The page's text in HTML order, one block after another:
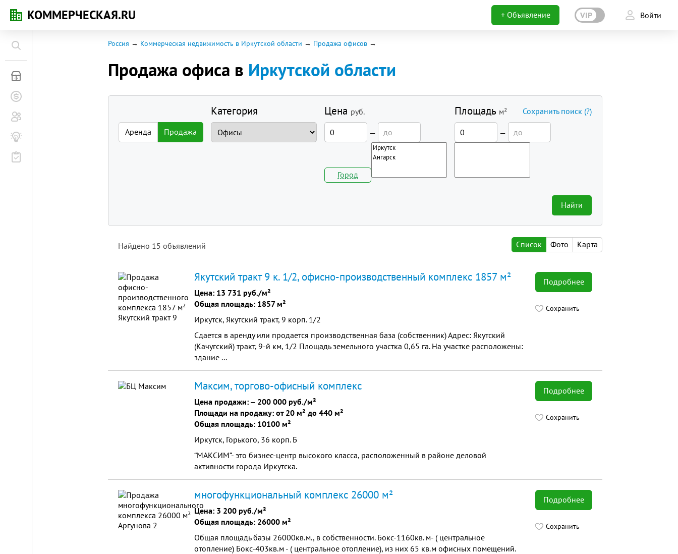
КОММЕРЧЕСКАЯ.RU + Объявление VIP Войти
Коммерческая недвижимость
Россия Коммерческая недвижимость в Иркутской области Продажа офисов
Продажа офиса в Иркутской области
Аренда Продажа
Категория Цена руб.
—
Город
Площадь м²
—
Найти
Сохранить поиск (?)
Найдено 15 объявлений Список Фото Карта
Подробнее
Сохранить
Якутский тракт 9 к. 1/2, офисно-производственный комплекс 1857 м²
Цена: 13 731 руб./м²
Общая площадь: 1857 м²
Иркутск, Якутский тракт, 9 корп. 1/2
Сдается в аренду или продается производственная база (собственник) Адрес: Якутский
(Качугский) тракт, 9-й км, 1/2 Площадь земельного участка 0,65 га. На участке расположены:
здание ...
Подробнее
Сохранить
Максим, торгово-офисный комплекс
Цена продажи: ‒ 200 000 руб./м²
Площади на продажу: от 20 м² до 440 м²
Общая площадь: 10100 м²
Иркутск, Горького, 36 корп. Б
“МАКСИМ”- это бизнес-центр высокого класса, расположенный в районе деловой
активности города Иркутска.
Подробнее
Сохранить
многофункциональный комплекс 26000 м²
Цена: 3 200 руб./м²
Общая площадь: 26000 м²
Общая площадь базы 26000кв.м., в собственности. Бокс-1160кв. м- ( центральное
отопление) Бокс-403кв.м - ( центральное отопление), из них 65 кв.м офисных помещений.